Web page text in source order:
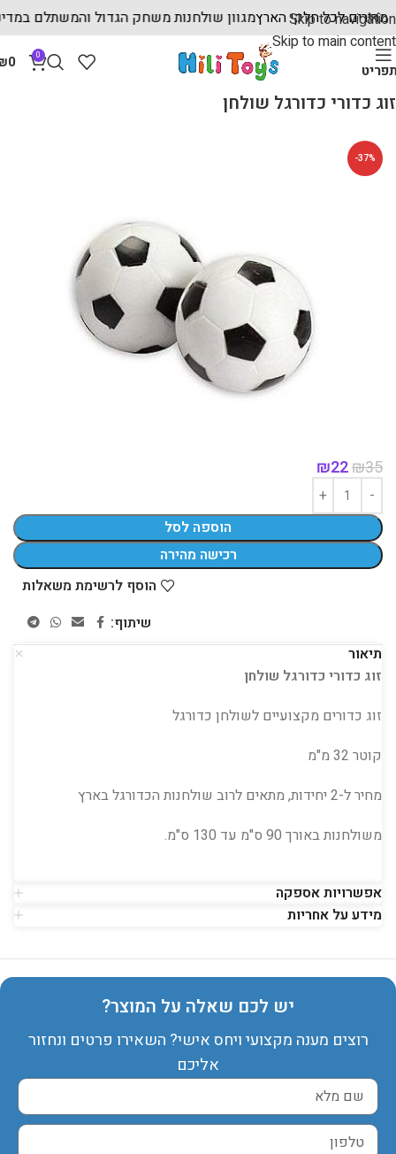
Skip to navigation
Skip to main content
0
0
עמוד הבית שולחנות משחק
זוג כדורי כדורגל שולחן
-37%
₪35
₪22
הוספה לסל
רכישה מהירה
הוסף לרשימת משאלות
שיתוף:
תיאור
זוג כדורי כדורגל שולחן
זוג כדורים מקצועיים לשולחן כדורגל
קוטר 32 מ"מ
מחיר ל-2 יחידות, מתאים לרוב שולחנות הכדורגל בארץ
משולחנות באורך 90 ס"מ עד 130 ס"מ.
אפשרויות אספקה
מידע על אחריות
יש לכם שאלה על המוצר?
רוצים מענה מקצועי ויחס אישי? השאירו פרטים ונחזור
אליכם
מגוון שולחנות משחק הגדול והמשתלםמהירים לכל חלקי הארץ